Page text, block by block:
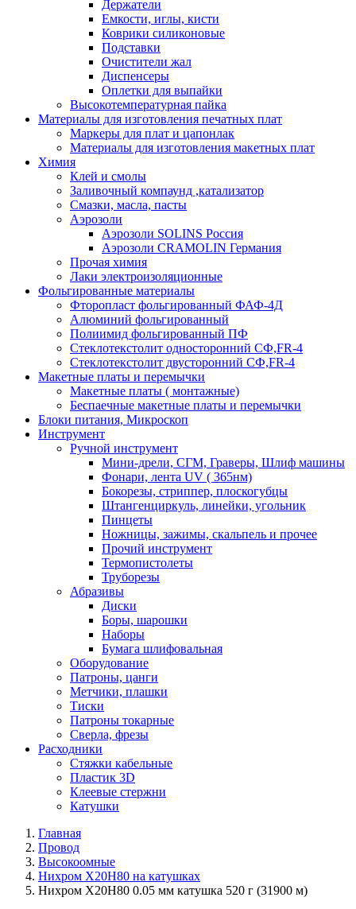
Держатели
Емкости, иглы, кисти
Коврики силиконовые
Подставки
Очистители жал
Диспенсеры
Оплетки для выпайки
Высокотемпературная пайка
Материалы для изготовления печатных плат
Маркеры для плат и цапонлак
Материалы для изготовления макетных плат
Химия
Клей и смолы
Заливочный компаунд ,катализатор
Смазки, масла, пасты
Аэрозоли
Аэрозоли SOLINS Россия
Аэрозоли CRAMOLIN Германия
Прочая химия
Лаки электроизоляционные
Фольгированные материалы
Фторопласт фольгированный ФАФ-4Д
Алюминий фольгированный
Полиимид фольгированный ПФ
Стеклотекстолит односторонний CФ,FR-4
Стеклотекстолит двусторонний СФ,FR-4
Макетные платы и перемычки
Макетные платы ( монтажные)
Беспаечные макетные платы и перемычки
Блоки питания, Микроскоп
Инструмент
Ручной инструмент
Мини-дрели, СГМ, Граверы, Шлиф машины
Фонари, лента UV ( 365нм)
Бокорезы, cтриппер, плоскогубцы
Штангенциркуль, линейки, угольник
Пинцеты
Ножницы, зажимы, скальпель и прочее
Прочий инструмент
Термопистолеты
Труборезы
Абразивы
Диски
Боры, шарошки
Наборы
Бумага шлифовальная
Оборудование
Патроны, цанги
Метчики, плашки
Тиски
Патроны токарные
Сверла, фрезы
Расходники
Стяжки кабельные
Пластик 3D
Клеевые стержни
Катушки
Главная
Провод
Высокоомные
Нихром Х20Н80 на катушках
Нихром Х20Н80 0.05 мм катушка 520 г (31900 м)